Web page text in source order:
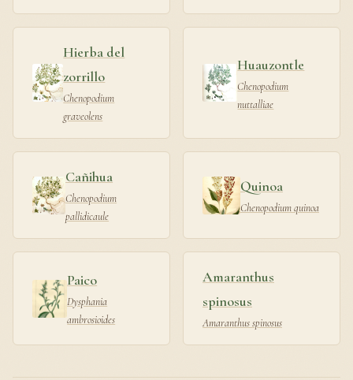
Hierba del
zorrillo
Chenopodium
graveolens
Huauzontle
Chenopodium
nuttalliae
Cañihua
Chenopodium
pallidicaule
Quinoa
Chenopodium quinoa
Paico
Dysphania
ambrosioides
Amaranthus
spinosus
Amaranthus spinosus